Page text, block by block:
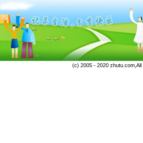
(c) 2005 - 2020